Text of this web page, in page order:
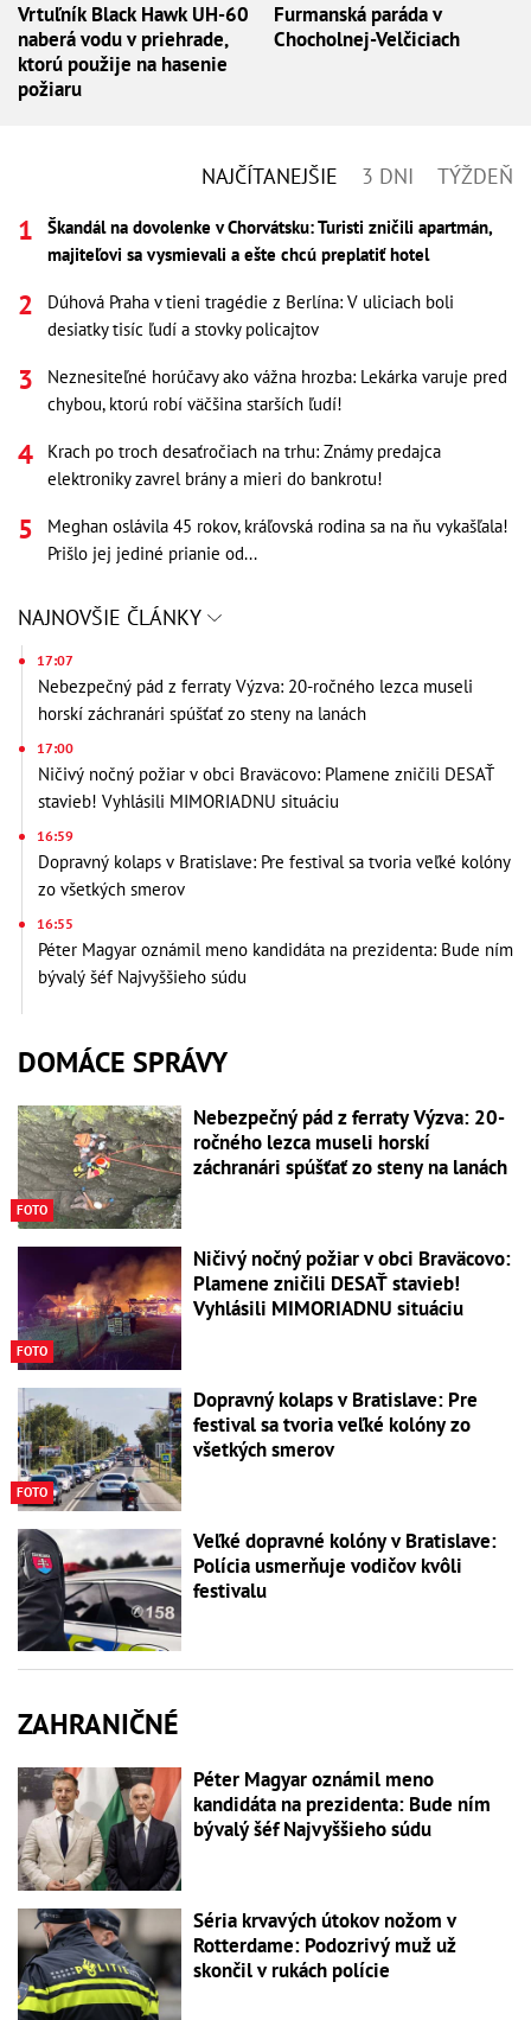
Vrtuľník Black Hawk UH-60
naberá vodu v priehrade,
ktorú použije na hasenie
požiaru
Furmanská paráda v
Chocholnej-Velčiciach
NAJČÍTANEJŠIE 3 DNI TÝŽDEŇ
Škandál na dovolenke v Chorvátsku: Turisti zničili apartmán,
majiteľovi sa vysmievali a ešte chcú preplatiť hotel
Dúhová Praha v tieni tragédie z Berlína: V uliciach boli
desiatky tisíc ľudí a stovky policajtov
Neznesiteľné horúčavy ako vážna hrozba: Lekárka varuje pred
chybou, ktorú robí väčšina starších ľudí!
Krach po troch desaťročiach na trhu: Známy predajca
elektroniky zavrel brány a mieri do bankrotu!
Meghan oslávila 45 rokov, kráľovská rodina sa na ňu vykašľala!
Prišlo jej jediné prianie od...
NAJNOVŠIE ČLÁNKY
17:07
Nebezpečný pád z ferraty Výzva: 20-ročného lezca museli
horskí záchranári spúšťať zo steny na lanách
17:00
Ničivý nočný požiar v obci Braväcovo: Plamene zničili DESAŤ
stavieb! Vyhlásili MIMORIADNU situáciu
16:59
Dopravný kolaps v Bratislave: Pre festival sa tvoria veľké kolóny
zo všetkých smerov
16:55
Péter Magyar oznámil meno kandidáta na prezidenta: Bude ním
bývalý šéf Najvyššieho súdu
DOMÁCE SPRÁVY
FOTO
Nebezpečný pád z ferraty Výzva: 20-
ročného lezca museli horskí
záchranári spúšťať zo steny na lanách
FOTO
Ničivý nočný požiar v obci Braväcovo:
Plamene zničili DESAŤ stavieb!
Vyhlásili MIMORIADNU situáciu
FOTO
Dopravný kolaps v Bratislave: Pre
festival sa tvoria veľké kolóny zo
všetkých smerov
Veľké dopravné kolóny v Bratislave:
Polícia usmerňuje vodičov kvôli
festivalu
ZAHRANIČNÉ
Péter Magyar oznámil meno
kandidáta na prezidenta: Bude ním
bývalý šéf Najvyššieho súdu
Séria krvavých útokov nožom v
Rotterdame: Podozrivý muž už
skončil v rukách polície